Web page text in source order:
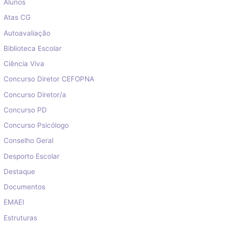
Alunos
Atas CG
Autoavaliação
Biblioteca Escolar
Ciência Viva
Concurso Diretor CEFOPNA
Concurso Diretor/a
Concurso PD
Concurso Psicólogo
Conselho Geral
Desporto Escolar
Destaque
Documentos
EMAEI
Estruturas